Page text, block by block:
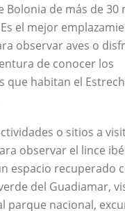
Bolonia de más de 30
el mejor
observar aves o
de conocer los
que habitan el
o sitios a
observar el lince
espacio recuperado
del Guadiamar,
parque nacional,